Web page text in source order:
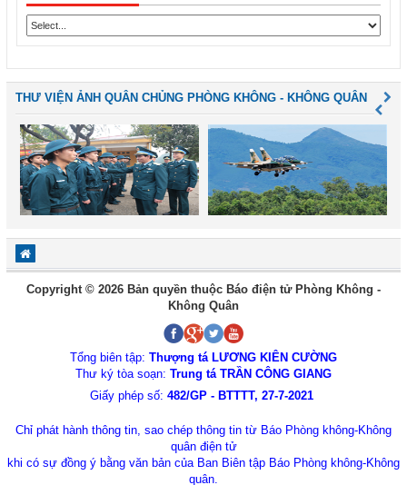
THƯ VIỆN ẢNH QUÂN CHỦNG PHÒNG KHÔNG - KHÔNG QUÂN
Copyright © 2026 Bản quyền thuộc Báo điện tử Phòng Không -
Không Quân
Tổng biên tập: Thượng tá LƯƠNG KIÊN CƯỜNG
Thư ký tòa soạn: Trung tá TRẦN CÔNG GIANG
Giấy phép số: 482/GP - BTTTT, 27-7-2021
Chỉ phát hành thông tin, sao chép thông tin từ Báo Phòng không-Không
quân điện tử
khi có sự đồng ý bằng văn bản của Ban Biên tập Báo Phòng không-Không
quân.